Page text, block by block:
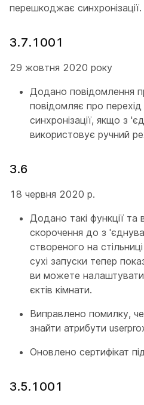
перешкоджає синхронізації.
3.7.1001
29 жовтня 2020 року
Додано повідомлення
повідомляє про
синхронізації, якщо з
використовує ручний
3.6
18 червня 2020 р.
Додано такі функції та
скорочення до з
створеного на
сухі запуски тепер
ви можете
єктів кімнати.
Виправлено помилку,
знайти атрибути
Оновлено сертифікат
3.5.1001